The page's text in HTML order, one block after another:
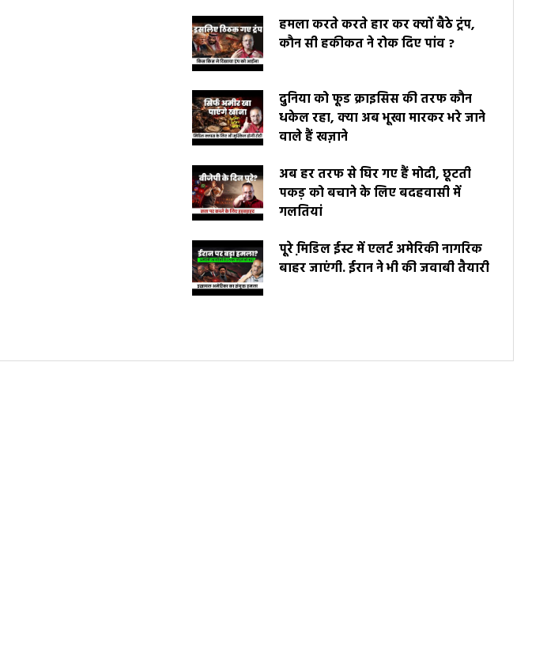
हमला करते करते हार कर क्यों बैठे ट्रंप,
कौन सी हकीकत ने रोक दिए पांव ?
दुनिया को फूड क्राइसिस की तरफ कौन
धकेल रहा, क्या अब भूखा मारकर भरे जाने
वाले हैं खज़ाने
अब हर तरफ से घिर गए हैं मोदी, छूटती
पकड़ को बचाने के लिए बदहवासी में
गलतियां
पूरे मि़डिल ईस्ट में एलर्ट अमेरिकी नागरिक
बाहर जाएंगी. ईरान ने भी की जवाबी तैयारी